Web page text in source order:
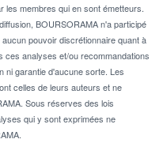
les membres qui en sont émetteurs.
BOURSORAMA n'a participé
pouvoir discrétionnaire quant à
ces analyses et/ou recommandations
ni garantie d'aucune sorte. Les
celles de leurs auteurs et ne
Sous réserves des lois
qui y sont exprimées ne